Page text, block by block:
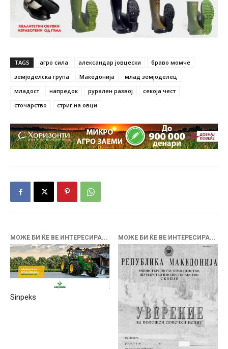
TAGS агро сила александар јовцески
браво момче
земјоделска група
Македонија
млад земјоделец
младост
напредок рурален развој
секоја чест
сточарство
стриг на овци
МОЖЕ БИ ЌЕ ВЕ ИНТЕРЕСИРА...
Sinpeks
МОЖЕ БИ ЌЕ ВЕ ИНТЕРЕСИРА...